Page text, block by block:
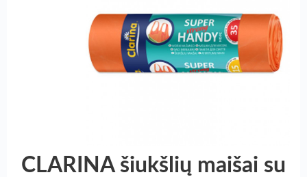
CLARINA šiukšlių maišai su